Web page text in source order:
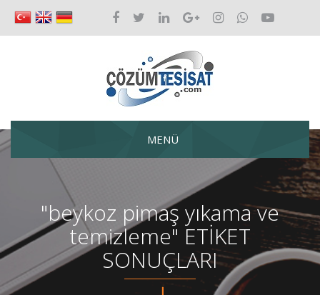
MENÜ
"beykoz pimaş yıkama ve
temizleme" ETİKET
SONUÇLARI